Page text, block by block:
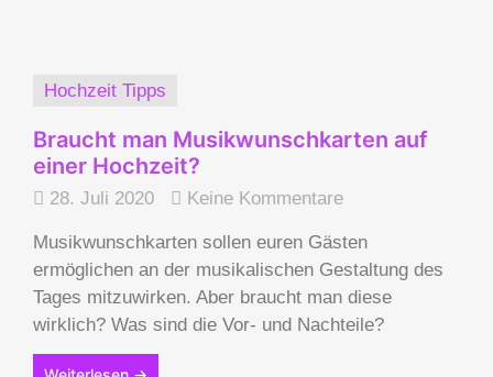
Hochzeit Tipps
Braucht man Musikwunschkarten auf
einer Hochzeit?
28. Juli 2020 Keine Kommentare
Musikwunschkarten sollen euren Gästen
ermöglichen an der musikalischen Gestaltung des
Tages mitzuwirken. Aber braucht man diese
wirklich? Was sind die Vor- und Nachteile?